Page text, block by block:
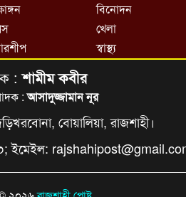
বিনোদন
খেলা
স্বাস্থ্য
: শামীম কবীর
:আসাদুজ্জামান নূর
বোয়ালিয়া, রাজশাহী।
ইমেইল: